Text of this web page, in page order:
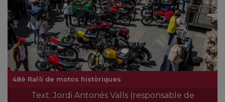
48è Ral·li de motos històriques
Text: Jordi Antonés Valls (responsable de